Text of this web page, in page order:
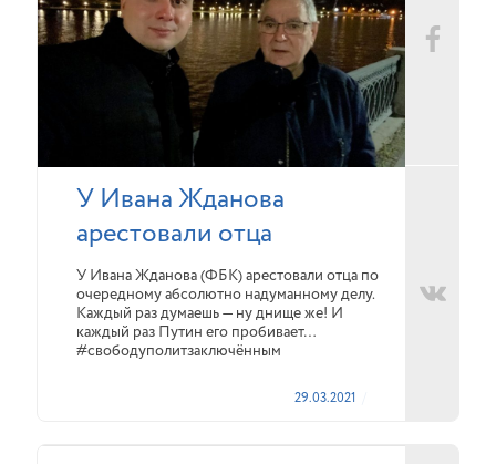
У Ивана Жданова
арестовали отца
У Ивана Жданова (ФБК) арестовали отца по
очередному абсолютно надуманному делу.
Каждый раз думаешь — ну днище же! И
каждый раз Путин его пробивает…
#свободуполитзаключённым
29.03.2021